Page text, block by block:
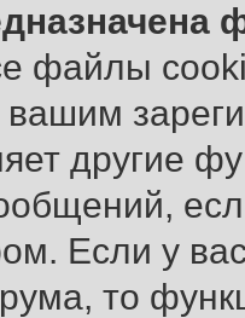
файлы
вашим
другие
Если у
то